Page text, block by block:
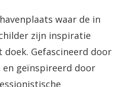
waar de in
zijn inspiratie
Gefascineerd door
en geïnspireerd door